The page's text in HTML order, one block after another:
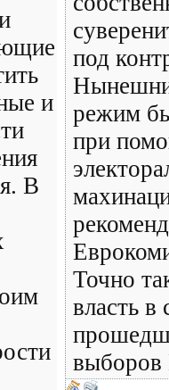
и
В
под
режим
при
Точно
власть в